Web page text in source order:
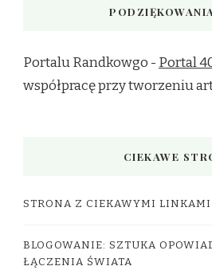
Portalu Randkowgo - Portal
współpracę przy tworzeniu
CIEKAWE
STRONA Z CIEKAWYMI
BLOGOWANIE: SZTUKA
ŁĄCZENIA ŚWIATA